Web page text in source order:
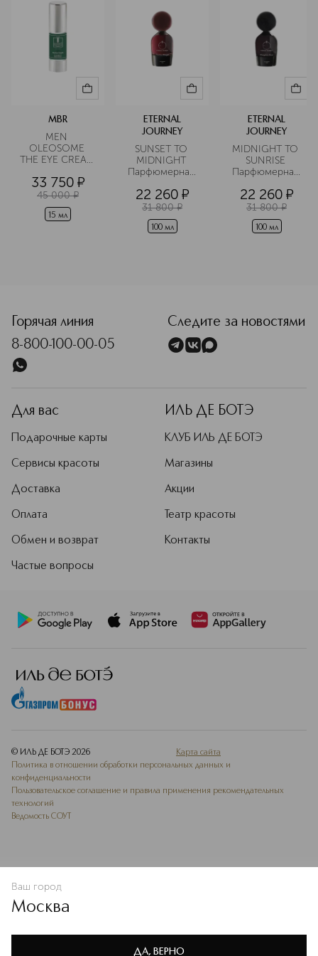
Политике конфиденциальности
MBR
MEN
OLEOSOME
THE EYE CREAM
области вокруг
глаз
разглаживающий
33 750 ¤
45 000 ¤
15 мл
ETERNAL
JOURNEY
SUNSET TO
MIDNIGHT
Парфюмерная
22 260 ¤
31 800 ¤
100 мл
ETERNAL
JOURNEY
MIDNIGHT TO
SUNRISE
Парфюмерная
22 260 ¤
31 800 ¤
100 мл
В КОРЗИНУ
Горячая линия
8-800-100-00-05
Следите за новостями
Для вас
Подарочные карты
Сервисы красоты
Доставка
Оплата
Обмен и возврат
Частые вопросы
ИЛЬ ДЕ БОТЭ
КЛУБ ИЛЬ ДЕ БОТЭ
Магазины
Акции
Театр красоты
Контакты
© ИЛЬ ДЕ БОТЭ 2026
Карта сайта
Политика в отношении обработки персональных данных и
конфиденциальности
Пользовательское соглашение и правила применения рекомендательных
технологий
Ведомость СОУТ
Ваш город
Москва
ДА, ВЕРНО